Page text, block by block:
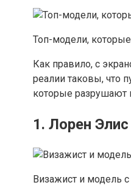
Топ-модели, которые
Как правило, с
реалии таковы, что
которые разрушают
1. Лорен Элис
Визажист и модель с